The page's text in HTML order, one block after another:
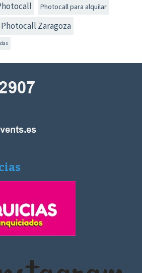
Photocall para alquilar
Photocall Zaragoza